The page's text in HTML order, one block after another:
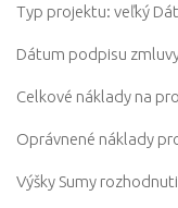
Typ projektu: veľký
Dátum podpisu
Celkové náklady na
Oprávnené náklady
Výšky Sumy